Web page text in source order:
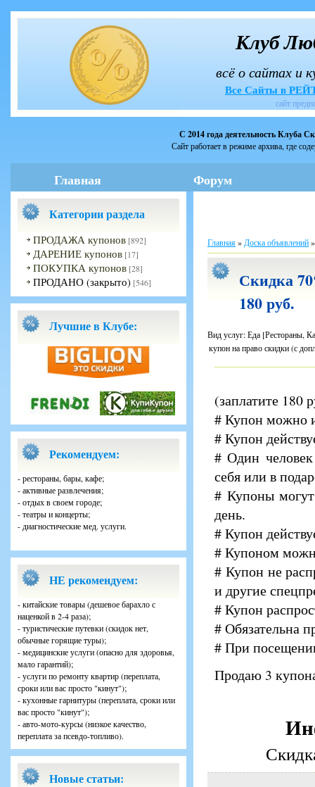
Клуб
всё о сайтах и
Все Сайты в
сайт
С 2014 года деятельность Клуба
Сайт работает в режиме архива, где
Главная Форум
Категории раздела
ПРОДАЖА купонов [892]
ДАРЕНИЕ купонов [17]
ПОКУПКА купонов [28]
ПРОДАНО (закрыто) [546]
Лучшие в Клубе:
Рекомендуем:
- рестораны, бары, кафе;
- активные развлечения;
- отдых в своем городе;
- театры и концерты;
- диагностические мед. услуги.
НЕ рекомендуем:
- китайские товары (дешевое барахло с
наценкой в 2-4 раза);
- туристические путевки (скидок нет,
обычные горящие туры);
- медицинские услуги (опасно для здоровья,
мало гарантий);
- услуги по ремонту квартир (переплата,
сроки или вас просто "кинут");
- кухонные гарнитуры (переплата, сроки или
вас просто "кинут");
- авто-мото-курсы (низкое качество,
переплата за псевдо-топливо).
Новые статьи:
Главная» Доска объявлений
Скидка
180 руб.
Вид услуг: Еда [Рестораны,
купон на право скидки (с
(заплатите 180
# Купон можно
# Купон
# Один
себя или в
# Купоны
день.
# Купон
# Купоном
# Купон не
и другие
# Купон
# Обязательна
# При
Продаю 3